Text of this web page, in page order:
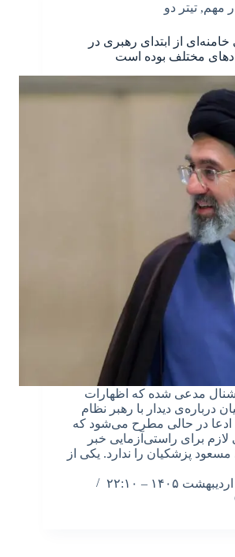
مهم, تیتر دو
خامنه‌ای از ابتدای رهبری در
مختلف بوده است
مدعی شده که اظهارات
درباره‌ی دیدار با رهبر نظام
در حالی مطرح می‌شود که
برای راستی‌آزمایی خبر
پزشکیان را ندارد. یکی از